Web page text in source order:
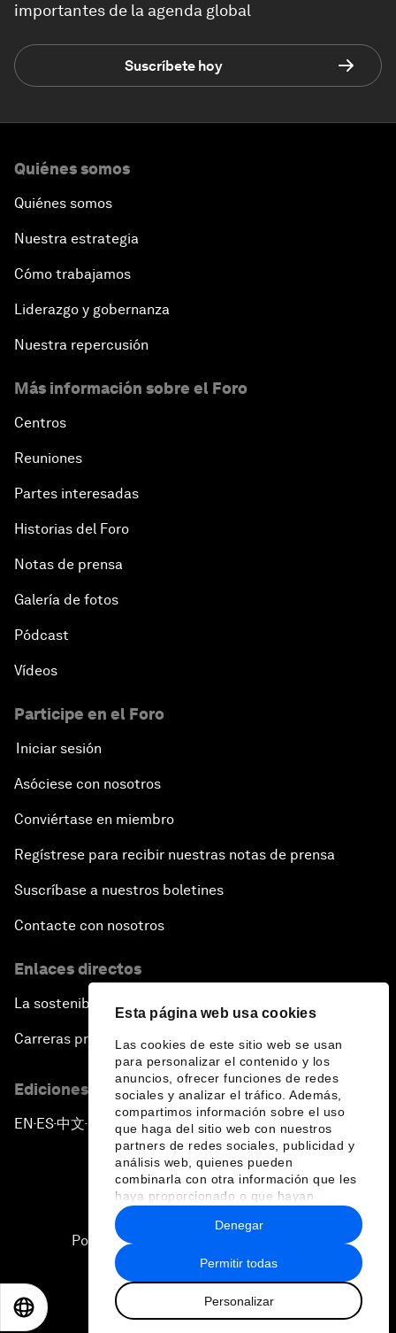
Esta página web usa cookies
Las cookies de este sitio web se usan
para personalizar el contenido y los
anuncios, ofrecer funciones de redes
sociales y analizar el tráfico. Además,
compartimos información sobre el uso
que haga del sitio web con nuestros
partners de redes sociales, publicidad y
análisis web, quienes pueden
combinarla con otra información que les
haya proporcionado o que hayan
recopilado a partir del uso que haya
hecho de sus servicios.
Permitir todas
Personalizar
Denegar
importantes de la agenda global
Suscríbete hoy
Quiénes somos
Quiénes somos
Nuestra estrategia
Cómo trabajamos
Liderazgo y gobernanza
Nuestra repercusión
Más información sobre el Foro
Centros
Reuniones
Partes interesadas
Historias del Foro
Notas de prensa
Galería de fotos
Pódcast
Vídeos
Participe en el Foro
Iniciar sesión
Asóciese con nosotros
Conviértase en miembro
Regístrese para recibir nuestras notas de prensa
Suscríbase a nuestros boletines
Contacte con nosotros
Enlaces directos
La sostenibilidad en el Foro
Carreras profesionales
Ediciones en otros idiomas
EN ▪ES▪中文▪ 日本語
Política de privacidad y normas de uso
Sitemap
2026 Foro Económico Mundial